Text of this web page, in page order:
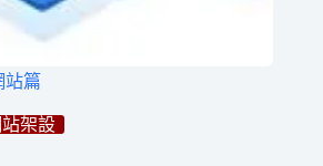
站篇
架設